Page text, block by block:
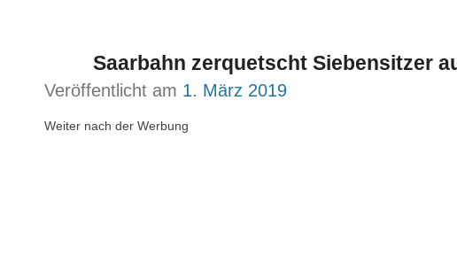
Saarbahn zerquetscht Siebensitzer
Veröffentlicht am 1. März 2019
Weiter nach der Werbung